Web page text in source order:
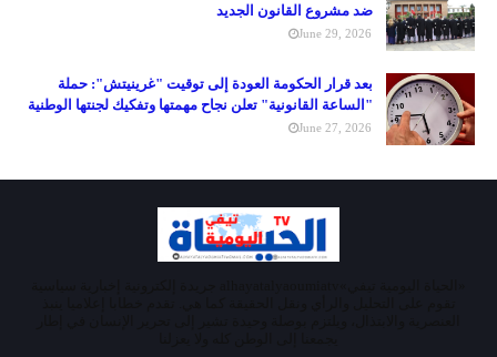
ضد مشروع القانون الجديد
June 29, 2026
بعد قرار الحكومة العودة إلى توقيت "غرينيتش": حملة
"الساعة القانونية" تعلن نجاح مهمتها وتفكيك لجنتها الوطنية
June 27, 2026